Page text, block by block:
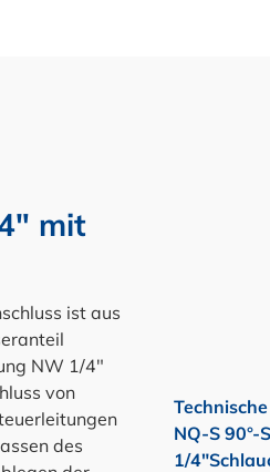
mit
ist aus
NW 1/4"
von
des
NQ-S
1/